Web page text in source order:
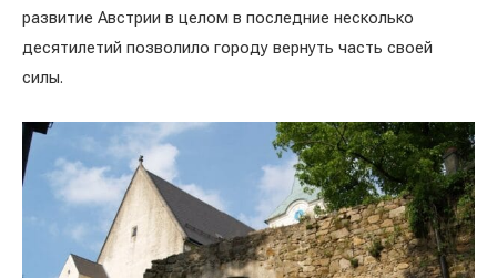
развитие Австрии в целом в последние несколько
десятилетий позволило городу вернуть часть своей
силы.